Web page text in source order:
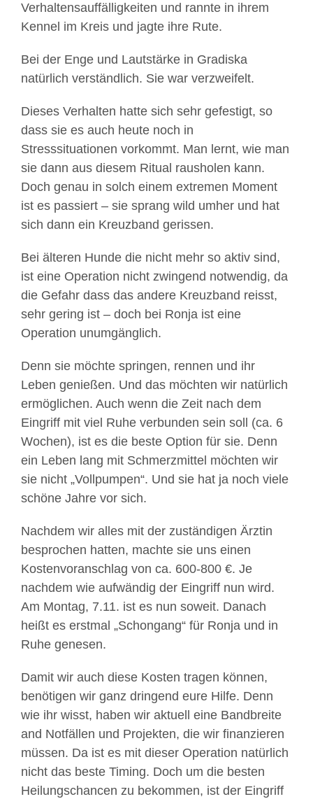
Verhaltensauffälligkeiten und rannte in ihrem
Kennel im Kreis und jagte ihre Rute.
Bei der Enge und Lautstärke in Gradiska
natürlich verständlich. Sie war verzweifelt.
Dieses Verhalten hatte sich sehr gefestigt, so
dass sie es auch heute noch in
Stresssituationen vorkommt. Man lernt, wie man
sie dann aus diesem Ritual rausholen kann.
Doch genau in solch einem extremen Moment
ist es passiert – sie sprang wild umher und hat
sich dann ein Kreuzband gerissen.
Bei älteren Hunde die nicht mehr so aktiv sind,
ist eine Operation nicht zwingend notwendig, da
die Gefahr dass das andere Kreuzband reisst,
sehr gering ist – doch bei Ronja ist eine
Operation unumgänglich.
Denn sie möchte springen, rennen und ihr
Leben genießen. Und das möchten wir natürlich
ermöglichen. Auch wenn die Zeit nach dem
Eingriff mit viel Ruhe verbunden sein soll (ca. 6
Wochen), ist es die beste Option für sie. Denn
ein Leben lang mit Schmerzmittel möchten wir
sie nicht „Vollpumpen“. Und sie hat ja noch viele
schöne Jahre vor sich.
Nachdem wir alles mit der zuständigen Ärztin
besprochen hatten, machte sie uns einen
Kostenvoranschlag von ca. 600-800 €. Je
nachdem wie aufwändig der Eingriff nun wird.
Am Montag, 7.11. ist es nun soweit. Danach
heißt es erstmal „Schongang“ für Ronja und in
Ruhe genesen.
Damit wir auch diese Kosten tragen können,
benötigen wir ganz dringend eure Hilfe. Denn
wie ihr wisst, haben wir aktuell eine Bandbreite
and Notfällen und Projekten, die wir finanzieren
müssen. Da ist es mit dieser Operation natürlich
nicht das beste Timing. Doch um die besten
Heilungschancen zu bekommen, ist der Eingriff